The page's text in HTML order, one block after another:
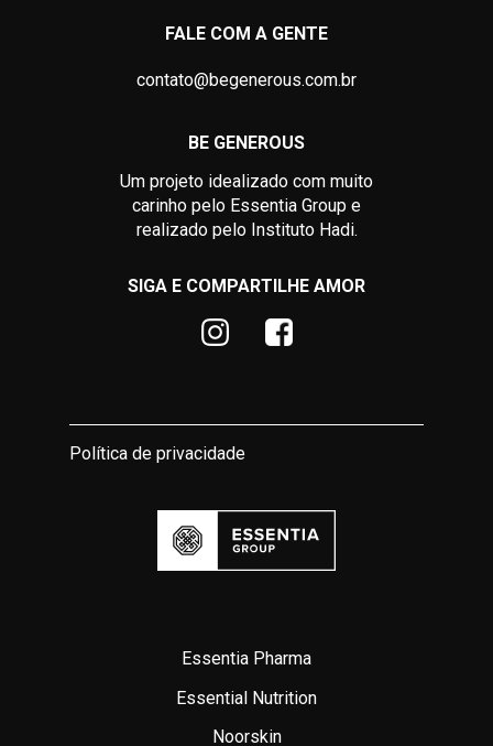
FALE COM A GENTE
contato@begenerous.com.br
BE GENEROUS
Um projeto idealizado com muito
carinho pelo Essentia Group e
realizado pelo Instituto Hadi.
SIGA E COMPARTILHE AMOR
Política de privacidade
Essentia Pharma
Essential Nutrition
Noorskin